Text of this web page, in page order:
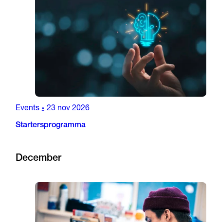
Events • 23 nov 2026
Startersprogramma
December